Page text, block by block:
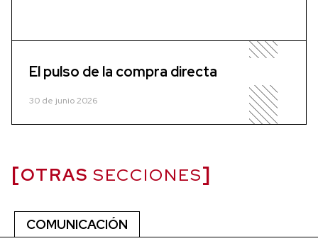
El pulso de la compra directa
30 de junio 2026
OTRAS SECCIONES
COMUNICACIÓN